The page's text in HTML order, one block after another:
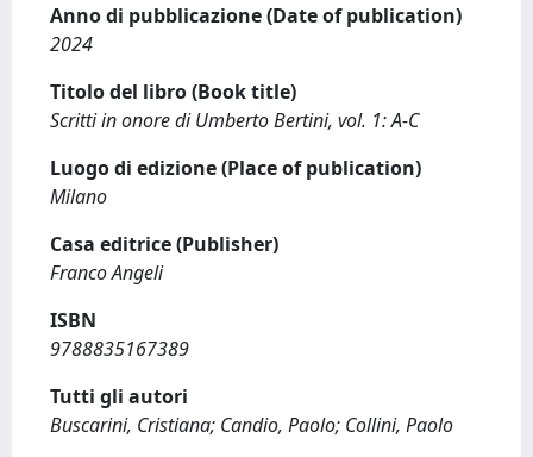
Anno di pubblicazione (Date of publication)
2024
Titolo del libro (Book title)
Scritti in onore di Umberto Bertini, vol. 1: A-C
Luogo di edizione (Place of publication)
Milano
Casa editrice (Publisher)
Franco Angeli
ISBN
9788835167389
Tutti gli autori
Buscarini, Cristiana; Candio, Paolo; Collini, Paolo